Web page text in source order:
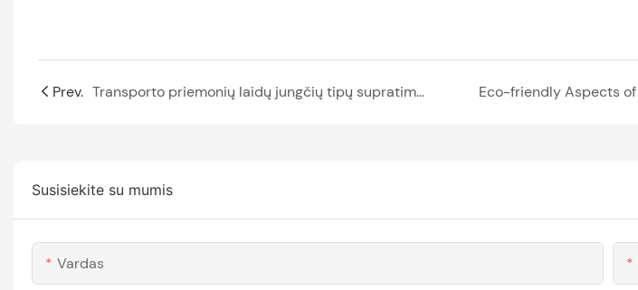
Prev. Transporto priemonių laidų jungčių tipų supratimas
Susisiekite su mumis
Vardas